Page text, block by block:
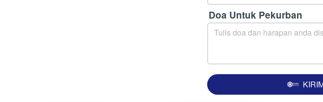
Doa Untuk Pekurban
`